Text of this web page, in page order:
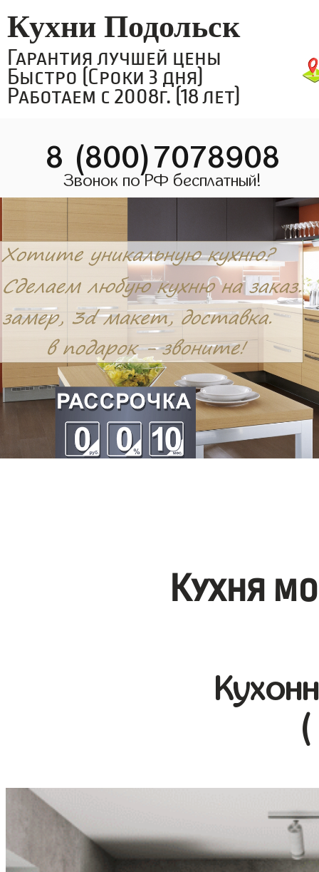
Кухни Подольск
Гарантия лучшей цены
Быстро (Сроки 3 дня)
Работаем с 2008г. (18 лет)
8 (800)7078908
Звонок по РФ бесплатный!
Кухня